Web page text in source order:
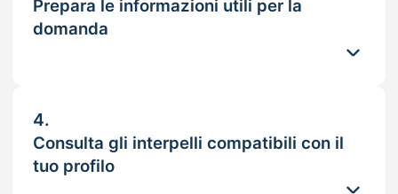
Prepara le informazioni utili per la
domanda
4.
Consulta gli interpelli compatibili con il
tuo profilo